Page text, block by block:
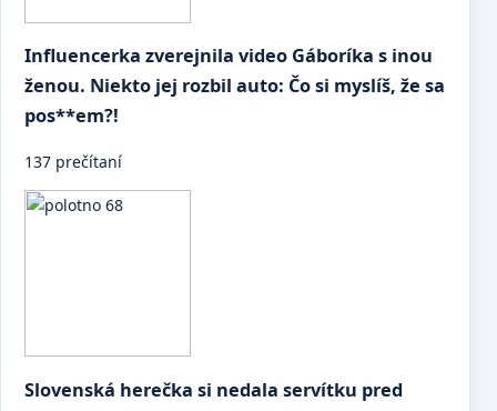
Influencerka zverejnila video Gáboríka s inou
ženou. Niekto jej rozbil auto: Čo si myslíš, že sa
pos**em?!
137 prečítaní
Slovenská herečka si nedala servítku pred